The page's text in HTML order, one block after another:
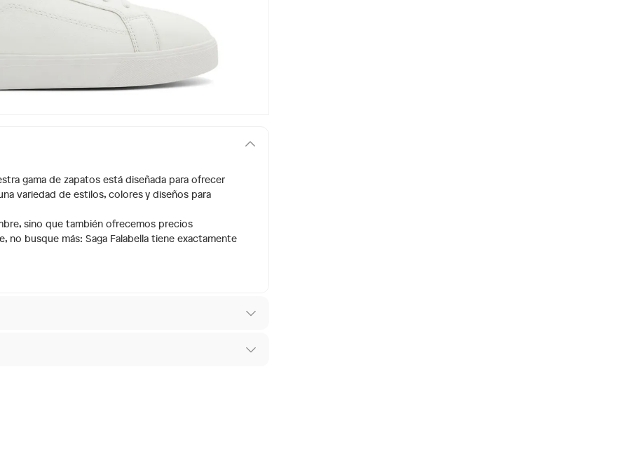
gama de zapatos está diseñada para ofrecer
variedad de estilos, colores y diseños para
sino que también ofrecemos precios
no busque más: Saga Falabella tiene exactamente
diferentes, otras con restricciones y algunas